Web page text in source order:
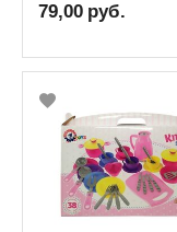
79,00 руб.